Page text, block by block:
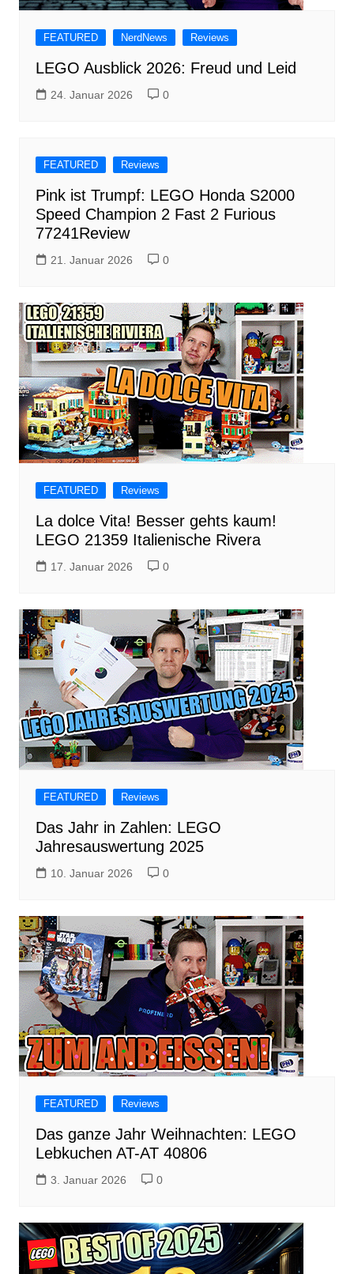
FEATURED NerdNews Reviews
LEGO Ausblick 2026: Freud und Leid
24. Januar 2026 0
FEATURED Reviews
Pink ist Trumpf: LEGO Honda S2000
Speed Champion 2 Fast 2 Furious
77241Review
21. Januar 2026 0
FEATURED Reviews
La dolce Vita! Besser gehts kaum!
LEGO 21359 Italienische Rivera
17. Januar 2026 0
FEATURED Reviews
Das Jahr in Zahlen: LEGO
Jahresauswertung 2025
10. Januar 2026 0
FEATURED Reviews
Das ganze Jahr Weihnachten: LEGO
Lebkuchen AT-AT 40806
3. Januar 2026 0